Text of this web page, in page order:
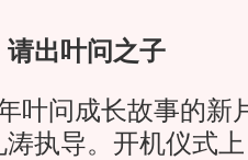
出叶问之子
问成长故事的新
执导。开机仪式